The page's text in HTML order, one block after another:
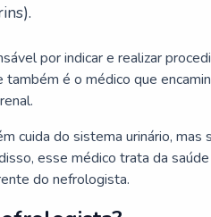
por indicar e realizar
é o médico que
cuida do sistema urinário, mas
esse médico trata da
do nefrologista.